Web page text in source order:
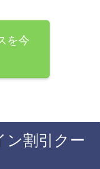
を今
ン割引クー